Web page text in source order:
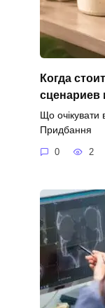
Когда
сценариев
Що очікувати
Придбання
0 2